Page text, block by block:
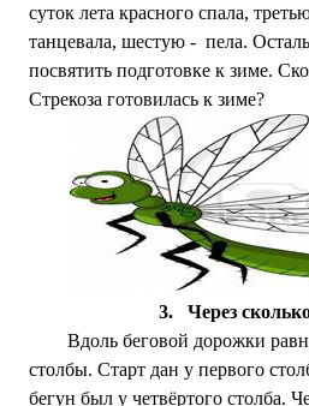
суток лета красного спала,
танцевала, шестую - пела.
посвятить подготовке к зиме.
Стрекоза готовилась к зиме?
3.
Через
Вдоль беговой дорожки
столбы. Старт дан у первого
бегун был у четвёртого столба.